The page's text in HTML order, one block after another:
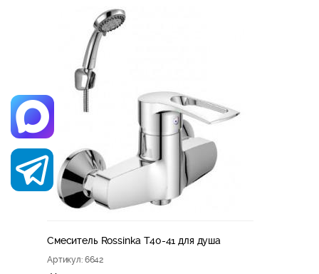
Смеситель Rossinka T40-41 для душа
Артикул: 6642